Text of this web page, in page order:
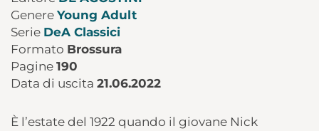
Genere Young Adult
Serie DeA Classici
Formato Brossura
Pagine 190
Data di uscita 21.06.2022
È l’estate del 1922 quando il giovane Nick